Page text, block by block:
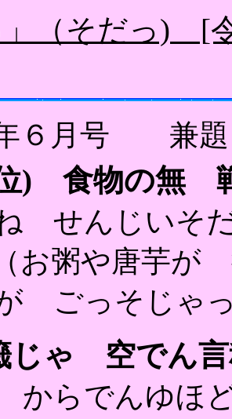
」（そだっ) [
年６月号 兼
) 食物の無
せんじいそ
（お粥や唐芋
ごっそじゃ
ゃ 空でん
からでんゆほ